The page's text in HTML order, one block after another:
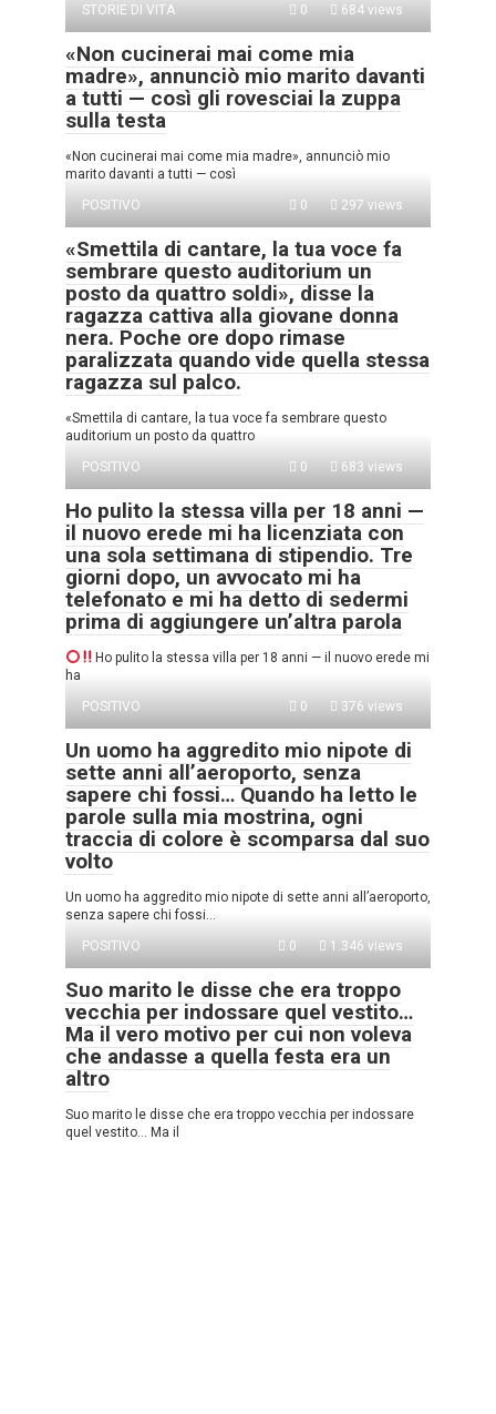
STORIE DI VITA
0 684 views
«Non cucinerai mai come mia
madre», annunciò mio marito davanti
a tutti — così gli rovesciai la zuppa
sulla testa
«Non cucinerai mai come mia madre», annunciò mio
marito davanti a tutti — così
POSITIVO
0 297 views
«Smettila di cantare, la tua voce fa
sembrare questo auditorium un
posto da quattro soldi», disse la
ragazza cattiva alla giovane donna
nera. Poche ore dopo rimase
paralizzata quando vide quella stessa
ragazza sul palco.
«Smettila di cantare, la tua voce fa sembrare questo
auditorium un posto da quattro
POSITIVO
0 683 views
Ho pulito la stessa villa per 18 anni —
il nuovo erede mi ha licenziata con
una sola settimana di stipendio. Tre
giorni dopo, un avvocato mi ha
telefonato e mi ha detto di sedermi
prima di aggiungere un’altra parola
Ho pulito la stessa villa per 18 anni — il nuovo erede mi
ha
POSITIVO
0 376 views
Un uomo ha aggredito mio nipote di
sette anni all’aeroporto, senza
sapere chi fossi… Quando ha letto le
parole sulla mia mostrina, ogni
traccia di colore è scomparsa dal suo
volto
Un uomo ha aggredito mio nipote di sette anni all’aeroporto,
senza sapere chi fossi…
POSITIVO
0 1.346 views
Suo marito le disse che era troppo
vecchia per indossare quel vestito…
Ma il vero motivo per cui non voleva
che andasse a quella festa era un
altro
Suo marito le disse che era troppo vecchia per indossare
quel vestito… Ma il